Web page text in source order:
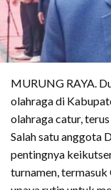
MURUNG RAYA.
olahraga di
olahraga catur,
Salah satu anggota
pentingnya
turnamen, termasuk